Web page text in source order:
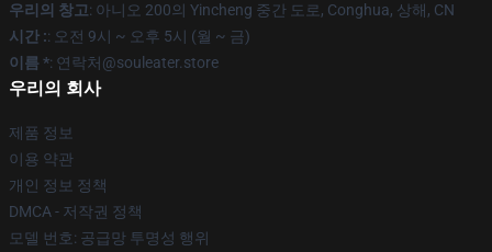
우리의 창고: 아니오 200의 Yincheng 중간 도로, Conghua, 상해, CN
시간 :: 오전 9시 ~ 오후 5시 (월 ~ 금)
이름 *: 연락처@souleater.store
우리의 회사
제품 정보
이용 약관
개인 정보 정책
DMCA - 저작권 정책
모델 번호: 공급망 투명성 행위